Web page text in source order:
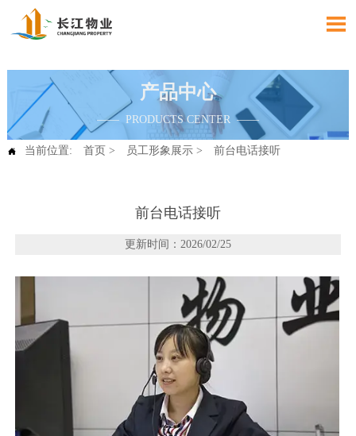

产品中心
—— PRODUCTS CENTER ——
 当前位置: 首页 > 员工形象展示> 前台电话接听
前台电话接听
更新时间：2026/02/25